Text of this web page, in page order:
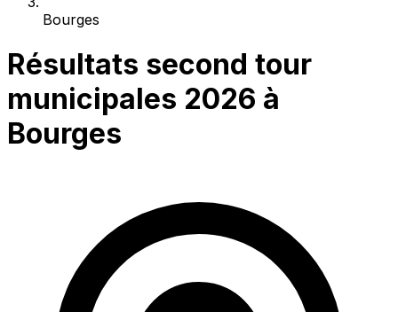
Bourges
Résultats second tour
municipales 2026 à
Bourges